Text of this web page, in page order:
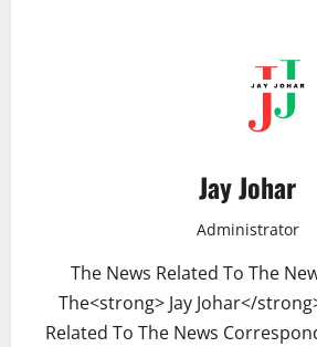
Jay Johar
Administrator
The News Related To The
The<strong> Jay Johar</
Related To The News